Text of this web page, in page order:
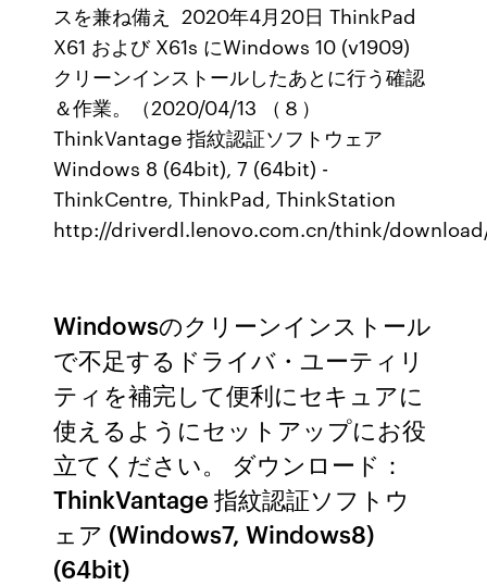
スを兼ね備え 2020年4月20日 ThinkPad
X61 および X61s にWindows 10 (v1909)
クリーンインストールしたあとに行う確認
＆作業。（2020/04/13 （８）
ThinkVantage 指紋認証ソフトウェア
Windows 8 (64bit), 7 (64bit) -
ThinkCentre, ThinkPad, ThinkStation ​
http://driverdl.lenovo.com.cn/think/
Windowsのクリーンインストール
で不足するドライバ・ユーティリ
ティを補完して便利にセキュアに
使えるようにセットアップにお役
立てください。 ダウンロード：
ThinkVantage 指紋認証ソフトウ
ェア (Windows7, Windows8)
(64bit)